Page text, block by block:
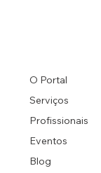
O Portal
Serviços
Profissionais
Eventos
Blog